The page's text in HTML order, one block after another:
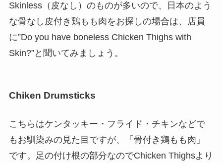
Skinless（皮なし）のものが多いので、日本のよう
な骨なし皮付き鶏もも肉をお探しの場合は、店員
に”Do you have boneless Chicken Thighs with
Skin?”と聞いてみましょう。
Chiken Drumsticks
こちらはケンタッキー・フライド・チキンなどで
もお馴染みの見た目ですが、「骨付き鶏もも肉」
です。足の付け根の部分なのでChicken Thighsより